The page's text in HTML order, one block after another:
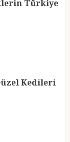
Türkiye
Kedileri